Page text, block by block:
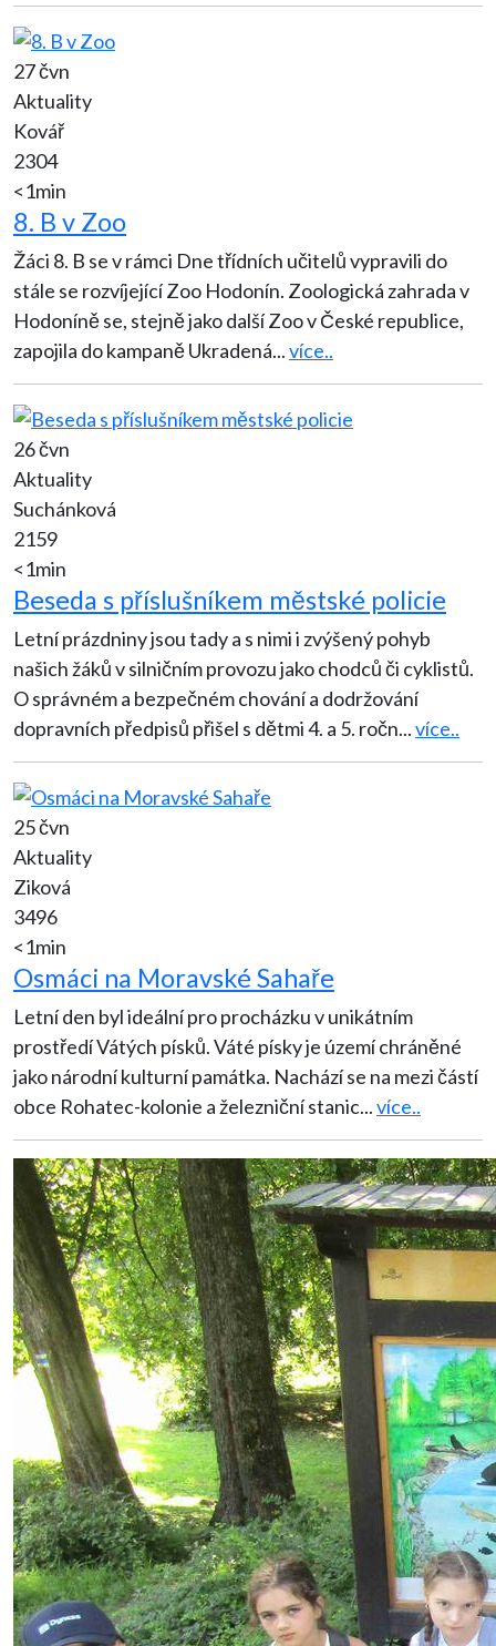
27 čvn
Aktuality
Kovář
2304
<1min
8. B v Zoo
Žáci 8. B se v rámci Dne třídních učitelů vypravili do
stále se rozvíjející Zoo Hodonín. Zoologická zahrada v
Hodoníně se, stejně jako další Zoo v České republice,
zapojila do kampaně Ukradená...více..
26 čvn
Aktuality
Suchánková
2159
<1min
Beseda s příslušníkem městské policie
Letní prázdniny jsou tady a s nimi i zvýšený pohyb
našich žáků v silničním provozu jako chodců či cyklistů.
O správném a bezpečném chování a dodržování
dopravních předpisů přišel s dětmi 4. a 5. ročn...více..
25 čvn
Aktuality
Ziková
3496
<1min
Osmáci na Moravské Sahaře
Letní den byl ideální pro procházku v unikátním
prostředí Vátých písků. Váté písky je území chráněné
jako národní kulturní památka. Nachází se na mezi částí
obce Rohatec-kolonie a železniční stanic...více..